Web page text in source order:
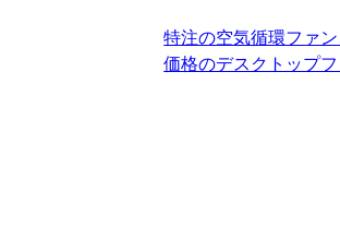
特注の空気循環ファ
価格のデスクトップ